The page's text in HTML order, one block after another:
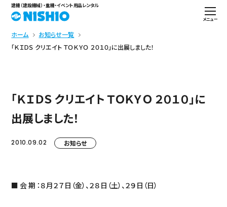
建機（建設機械）・重機・イベント用品レンタル
メニュー
ホーム
お知らせ一覧
「ＫＩＤＳ クリエイト ＴＯＫＹＯ ２０１０」に出展しました！
「ＫＩＤＳ クリエイト ＴＯＫＹＯ ２０１０」に
出展しました！
2010.09.02 お知らせ
■ 会 期 ：８月２７日（金）、２８日（土）、２９日（日）